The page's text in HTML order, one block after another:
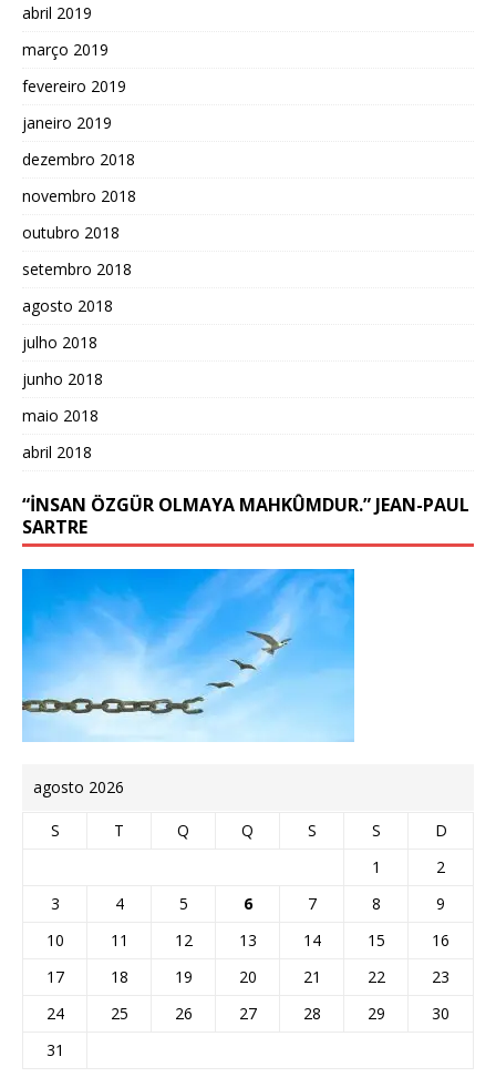
abril 2019
março 2019
fevereiro 2019
janeiro 2019
dezembro 2018
novembro 2018
outubro 2018
setembro 2018
agosto 2018
julho 2018
junho 2018
maio 2018
abril 2018
“İNSAN ÖZGÜR OLMAYA MAHKÛMDUR.” JEAN-PAUL
SARTRE
agosto 2026
S T Q Q S S
D
1
2
3
4 5 6 7 8
9
10
11 12 13 14 15
16
17
18 19 20 21 22
23
24
25 26 27 28 29
30
31